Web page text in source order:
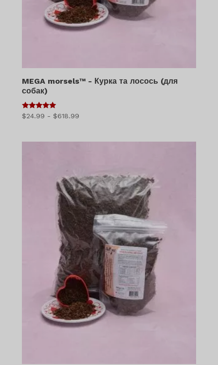
MEGA morsels™ - Курка та лосось (для
собак)
5
з 5
$24.99 - $618.99Діапазон